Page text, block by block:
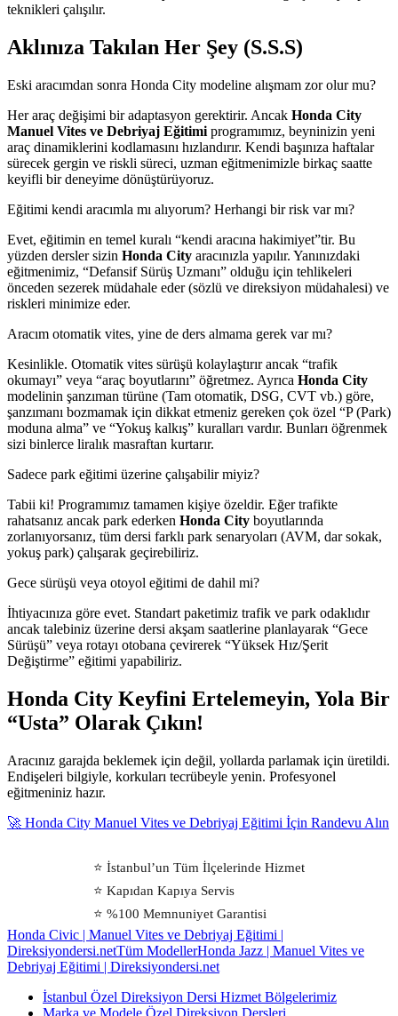
teknikleri çalışılır.
Aklınıza Takılan Her Şey (S.S.S)
Eski aracımdan sonra Honda City modeline alışmam zor olur mu?
Her araç değişimi bir adaptasyon gerektirir. Ancak Honda City
Manuel Vites ve Debriyaj Eğitimi programımız, beyninizin yeni
araç dinamiklerini kodlamasını hızlandırır. Kendi başınıza haftalar
sürecek gergin ve riskli süreci, uzman eğitmenimizle birkaç saatte
keyifli bir deneyime dönüştürüyoruz.
Eğitimi kendi aracımla mı alıyorum? Herhangi bir risk var mı?
Evet, eğitimin en temel kuralı “kendi aracına hakimiyet”tir. Bu
yüzden dersler sizin Honda City aracınızla yapılır. Yanınızdaki
eğitmenimiz, “Defansif Sürüş Uzmanı” olduğu için tehlikeleri
önceden sezerek müdahale eder (sözlü ve direksiyon müdahalesi) ve
riskleri minimize eder.
Aracım otomatik vites, yine de ders almama gerek var mı?
Kesinlikle. Otomatik vites sürüşü kolaylaştırır ancak “trafik
okumayı” veya “araç boyutlarını” öğretmez. Ayrıca Honda City
modelinin şanzıman türüne (Tam otomatik, DSG, CVT vb.) göre,
şanzımanı bozmamak için dikkat etmeniz gereken çok özel “P (Park)
moduna alma” ve “Yokuş kalkış” kuralları vardır. Bunları öğrenmek
sizi binlerce liralık masraftan kurtarır.
Sadece park eğitimi üzerine çalışabilir miyiz?
Tabii ki! Programımız tamamen kişiye özeldir. Eğer trafikte
rahatsanız ancak park ederken Honda City boyutlarında
zorlanıyorsanız, tüm dersi farklı park senaryoları (AVM, dar sokak,
yokuş park) çalışarak geçirebiliriz.
Gece sürüşü veya otoyol eğitimi de dahil mi?
İhtiyacınıza göre evet. Standart paketimiz trafik ve park odaklıdır
ancak talebiniz üzerine dersi akşam saatlerine planlayarak “Gece
Sürüşü” veya rotayı otobana çevirerek “Yüksek Hız/Şerit
Değiştirme” eğitimi yapabiliriz.
Honda City Keyfini Ertelemeyin, Yola Bir
“Usta” Olarak Çıkın!
Aracınız garajda beklemek için değil, yollarda parlamak için üretildi.
Endişeleri bilgiyle, korkuları tecrübeyle yenin. Profesyonel
eğitmeniniz hazır.
🚀 Honda City Manuel Vites ve Debriyaj Eğitimi İçin Randevu Alın
⭐ İstanbul’un Tüm İlçelerinde Hizmet
⭐ Kapıdan Kapıya Servis
⭐ %100 Memnuniyet Garantisi
Honda Civic | Manuel Vites ve Debriyaj Eğitimi |
Direksiyondersi.netTüm ModellerHonda Jazz | Manuel Vites ve
Debriyaj Eğitimi | Direksiyondersi.net
İstanbul Özel Direksiyon Dersi Hizmet Bölgelerimiz
Marka ve Modele Özel Direksiyon Dersleri